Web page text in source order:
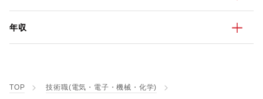
年収
TOP 技術職(電気・電子・機械・化学)